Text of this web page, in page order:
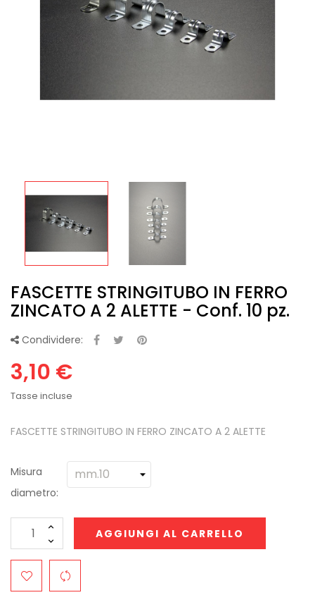
FASCETTE STRINGITUBO IN FERRO
ZINCATO A 2 ALETTE - Conf. 10 pz.
Condividere:
3,10 €
Tasse incluse
FASCETTE STRINGITUBO IN FERRO ZINCATO A 2 ALETTE
Misura
diametro:
AGGIUNGI AL CARRELLO